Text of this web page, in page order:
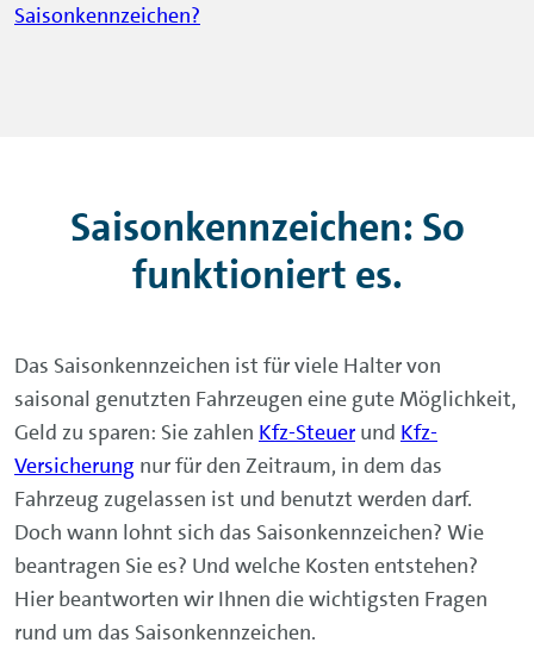
Saisonkennzeichen?
Saisonkennzeichen: So
funktioniert es.
Das Saisonkennzeichen ist für viele Halter von
saisonal genutzten Fahrzeugen eine gute Möglichkeit,
Geld zu sparen: Sie zahlen Kfz-Steuer und Kfz-
Versicherung nur für den Zeitraum, in dem das
Fahrzeug zugelassen ist und benutzt werden darf.
Doch wann lohnt sich das Saisonkennzeichen? Wie
beantragen Sie es? Und welche Kosten entstehen?
Hier beantworten wir Ihnen die wichtigsten Fragen
rund um das Saisonkennzeichen.